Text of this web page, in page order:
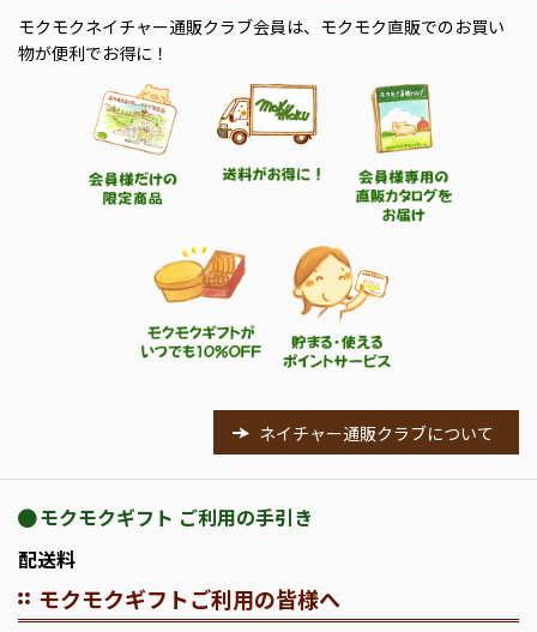
モクモクネイチャー通販クラブ会員は、モクモク直販でのお買い
物が便利でお得に！
ネイチャー通販クラブについて
モクモクギフト ご利用の手引き
配送料
モクモクギフトご利用の皆様へ